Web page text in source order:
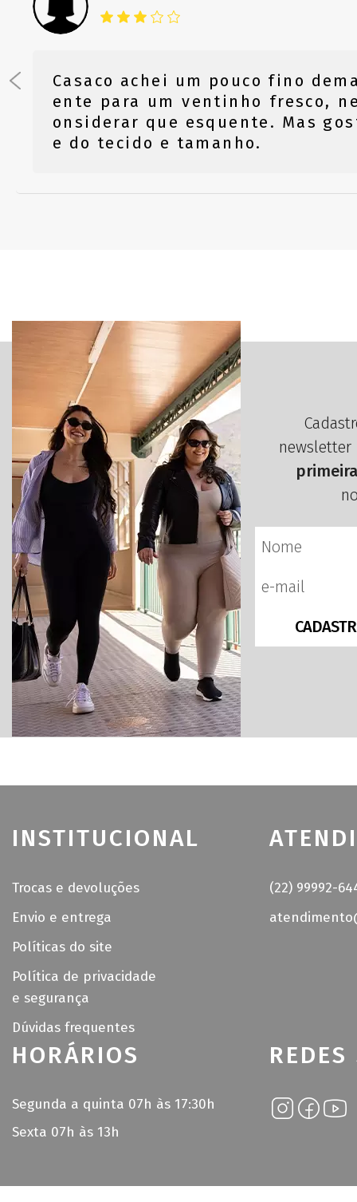
Casaco achei um pouco fino
ente para um ventinho fresco,
onsiderar que esquente. Mas
e do tecido e tamanho.
INSTITUCIONAL
Trocas e devoluções
Envio e entrega
Políticas do site
Política de privacidade
e segurança
Dúvidas frequentes
(22) 99992-
HORÁRIOS
Segunda a quinta 07h às 17:30h
Sexta 07h às 13h